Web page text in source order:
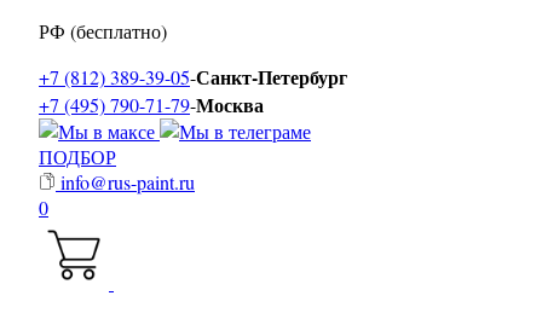
РФ (бесплатно)
+7 (812) 389-39-05-Санкт-Петербург
+7 (495) 790-71-79-Москва
ПОДБОР
info@rus-paint.ru
0